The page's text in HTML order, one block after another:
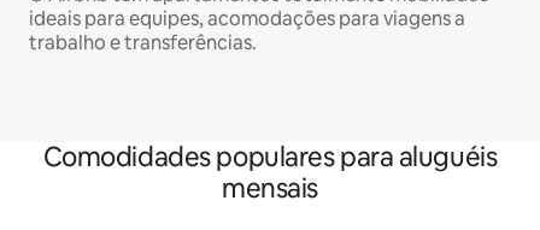
ideais para equipes, acomodações para viagens a
trabalho e transferências.
Comodidades populares para aluguéis
mensais